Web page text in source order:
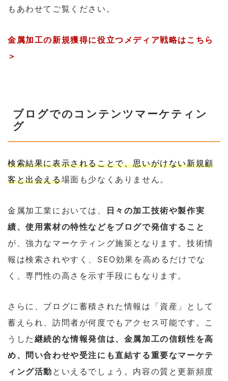
もあわせてご覧ください。
金属加工の新規獲得に役立つメディア戦略はこちら
＞
ブログでのコンテンツマーケティン
グ
検索結果に表示されることで、思いがけない新規顧
客と出会える場面も少なくありません。
金属加工業においては、
日々の加工技術や製作実
績、使用素材の特性などをブログで発信すること
が、強力なマーケティング施策となります。技術情
報は検索されやすく、SEO効果を高めるだけでな
く、専門性の高さを示す手段にもなります。
さらに、ブログに蓄積された情報は「資産」として
蓄えられ、訪問者が何度でもアクセス可能です。こ
うした 継続的な情報発信は、金属加工の信頼性を高
め、問い合わせや受注にも直結する重要なマーケテ
ィング活動 といえるでしょう。内容の質と更新頻度